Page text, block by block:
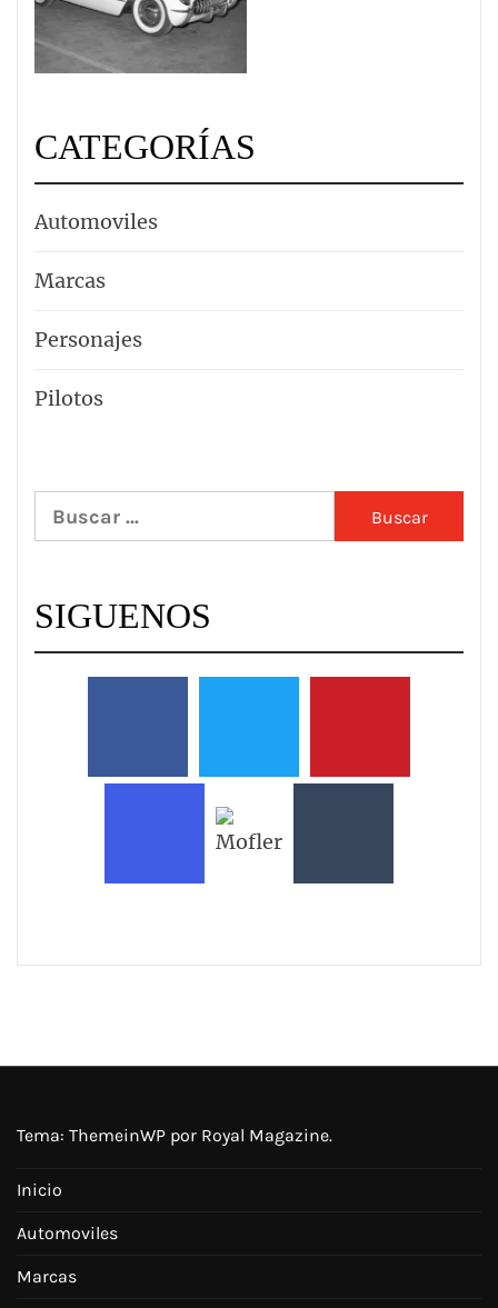
CATEGORÍAS
Automoviles
Marcas
Personajes
Pilotos
Buscar:
SIGUENOS
Tema: ThemeinWP por Royal Magazine.
Inicio
Automoviles
Marcas